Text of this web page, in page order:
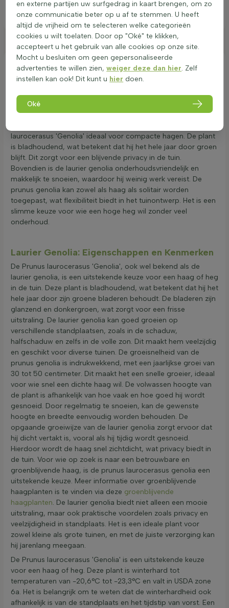
Bekijken
Prunus laurocerasus ‘Genolia’ kopen
Prunus laurocerasus 'Genolia' is een uitstekende keuze voor
een Laurierhaag in de tuin. Deze plant behoort tot hetPrunus
geslacht en staat bekend als laurierkers. De naam 'Genolia'
verwijst naar de specifieke cultivar die zich onderscheidt door
laurocerasus 'Genolia' ideaal voor compacte hagen. De plant
is bladhoudend, wat betekent dat hij het hele jaar door groen
blijft. Dit zorgt voor een blijvende privacy in de tuin.
Bovendien is de laurier genolia onderhoudsvriendelijk en
makkelijk te snoeien, waardoor hij weinig werk vereist. De
prunus genolia kan zowel als haag als solitair worden
toegepast, wat flexibiliteit biedt in het tuinontwerp. Het is een
slimme keuze voor wie een hoge heg wil zonder veel
onderhoud.
Laurier Genolia: Eigenschappen en Kenmerken
De Prunus laurocerasus 'Genolia', ook wel bekend als de
laurier genolia, is een uitstekende keuze voor een haag of heg
in de tuin. Deze plant is bladhoudend, wat betekent dat hij het
hele jaar door zijn groene bladeren behoudt. De bladeren zijn
glanzend en donkergroen, wat zorgt voor een frisse
uitstraling. De laurier genolia kan goed groeien op
verschillende standplaatsen, zoals in de schaduw,
halfschaduw en zelfs in de volle zon. Dit maakt hem veelzijdig
en geschikt voor diverse tuinen. De groeisnelheid van de
prunus genolia is indrukwekkend, met een jaarlijkse groei van
30 tot 50 centimeter. Dit maakt het een snelle groeier, ideaal
voor wie snel een dichte haag wil. De volwassen hoogte van
de plant is afhankelijk van hoe vaak en hoe goed hij wordt
gesnoeid. Door regelmatig te snoeien, kan de gewenste
hoogte en breedte eenvoudig worden behouden. De
opgaande groeiwijze van de laurier genolia zorgt ervoor dat
hij dicht vertakt is, vooral als hij tijdig wordt gesnoeid.
Hierdoor wordt de haag snel zichtdicht, wat privacy biedt in
de tuin. Voor wie op zoek is naar een betrouwbare en
groenblijvende haag, is de prunus laurocerasus genolia een
uitstekende keuze. Meer informatie over groenblijvende
haagplanten is te vinden via deze groenblijvende
haagplanten. De laurier genolia biedt niet alleen een mooie
uitstraling, maar ook praktische voordelen zoals privacy en
veelzijdigheid in standplaats. Het is een ideale plant voor
zowel kleine als grote tuinen, en met de juiste verzorging kan
hij jarenlang meegaan.
De Prunus laurocerasus 'Genolia' is een uitstekende keuze
voor een haag of heg. Deze plant is winterhard tot
temperaturen van -20,6°C tot -23,3°C en valt in USDA zone
6a. Het is belangrijk om te weten dat de winterhardheid ook
afhankelijk is van de standplaats en het tijdstip van vorst. Een
en externe partijen uw surfgedrag in kaart brengen, om zo
onze communicatie beter op u af te stemmen. U heeft
altijd de vrijheid om te selecteren welke categorieën
cookies u wilt toelaten. Door op "Oké" te klikken,
accepteert u het gebruik van alle cookies op onze site.
Mocht u besluiten om geen gepersonaliseerde
advertenties te willen zien,weiger deze dan hier. Zelf
instellen kan ook! Dit kunt u hier doen.
Oké